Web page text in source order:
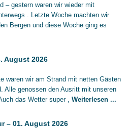
– gestern waren wir wieder mit
. Letzte Woche machten wir
Bergen und diese Woche ging es
August 2026
waren wir am Strand mit netten Gästen
Alle genossen den Ausritt mit unseren
das Wetter super , Weiterlesen ...
– 01. August 2026